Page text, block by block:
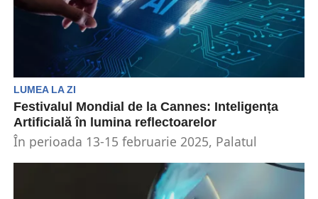
LUMEA LA ZI
Festivalul Mondial de la Cannes: Inteligența
Artificială în lumina reflectoarelor
În perioada 13-15 februarie 2025, Palatul
eveniment important dedicat inteligenței